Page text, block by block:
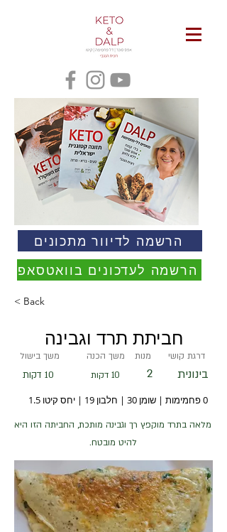
הרשמה לדיוור מתכונים
הרשמה לעדכונים בוואטסאפ
< Back
חביתת תרד וגבינה
משך הכנה מנות דרגת קושי משך בישול
בינונית 2 10 דקות
10 דקות
0 פחמימות | שומן 30 | חלבון 19 | יחס קיטו 1.5
מלאה בתרד מוקפץ רך וגבינה מותכת, החביתה הזו היא
להיט מובטח.